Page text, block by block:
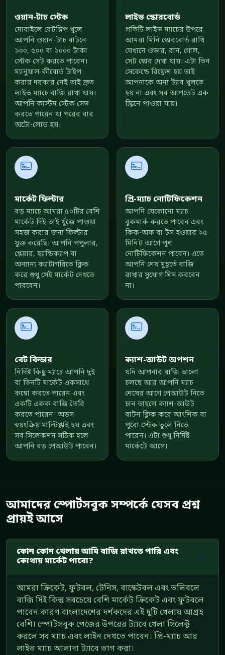
ওয়ান-টাচ স্টেক
মোবাইলে বেটস্লিপ খুলে
আপনি ওয়ান-টাচ বাটনে
১০০, ৫০০ বা ১০০০ টাকা
স্টেক সেট করতে পারেন।
ম্যানুয়াল কীবোর্ড টাইপ
করার দরকার নেই তাই দ্রুত
লাইভ ম্যাচে বাজি রাখা যায়।
আপনি কাস্টম স্টেক সেভ
করতে পারেন যা পরের বার
অটো-লোড হয়।
লাইভ স্কোরবোর্ড
প্রতিটি লাইভ ম্যাচের উপরে
আমরা মিনি স্কোরবোর্ড রাখি
যেখানে ওভার, রান, গোল,
সেট স্কোর দেখা যায়। এটা তিন
সেকেন্ডে রিফ্রেশ হয় তাই
আপনাকে অন্য ট্যাব খুলতে
হয় না এবং সব আপডেট এক
স্ক্রিনে পাওয়া যায়।
মার্কেট ফিল্টার
বড় ম্যাচে আমরা ৫০টির বেশি
মার্কেট দিই তাই খুঁজে পাওয়া
সহজ করার জন্য ফিল্টার
যুক্ত করেছি। আপনি পপুলার,
প্লেয়ার, হ্যান্ডিক্যাপ বা
অন্যান্য ক্যাটাগরিতে ক্লিক
করে শুধু সেই মার্কেট দেখতে
পারবেন।
প্রি-ম্যাচ নোটিফিকেশন
আপনি যেকোনো ম্যাচ
বুকমার্ক করতে পারেন এবং
কিক-অফ বা টস হওয়ার ১৫
মিনিট আগে পুশ
নোটিফিকেশন পাবেন। এতে
আপনি শেষ মুহূর্তে বাজি
রাখার সুযোগ মিস করবেন
না।
বেট বিল্ডার
নির্দিষ্ট কিছু ম্যাচে আপনি দুই
বা তিনটি মার্কেট একসাথে
কম্বো করতে পারেন এবং
একটি একক বাজি তৈরি
করতে পারেন। অডস
স্বয়ংক্রিয় মাল্টিপ্লাই হয় এবং
সব সিলেকশন সঠিক হলে
আপনি বড় পেআউট পাবেন।
ক্যাশ-আউট অপশন
যদি আপনার বাজি ভালো
চলছে আর আপনি ম্যাচ
শেষের আগে পেআউট নিতে
চান তাহলে ক্যাশ-আউট
বাটন ক্লিক করে আংশিক বা
পুরো স্টেক তুলে নিতে
পারেন। এটা শুধু নির্দিষ্ট
মার্কেটে আসে।
আমাদের স্পোর্টসবুক সম্পর্কে যেসব প্রশ্ন
প্রায়ই আসে
কোন কোন খেলায় আমি বাজি রাখতে পারি এবং
কোথায় মার্কেট পাবো?
আমরা ক্রিকেট, ফুটবল, টেনিস, বাস্কেটবল এবং ভলিবলে
বাজি দিই কিন্তু সবচেয়ে বেশি মার্কেট ক্রিকেট এবং ফুটবলে
পাবেন কারণ বাংলাদেশের দর্শকদের এই দুটি খেলায় আগ্রহ
বেশি। স্পোর্টসবুক পেজের উপরের ট্যাবে খেলা সিলেক্ট
করলে সব ম্যাচ এবং লাইন দেখতে পাবেন। প্রি-ম্যাচ আর
লাইভ ম্যাচ আলাদা ট্যাবে ভাগ করা।